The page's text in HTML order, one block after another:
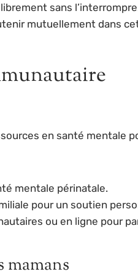
sans
mutuellement dans
en santé
mentale périnatale.
pour un soutien
ou en ligne pour